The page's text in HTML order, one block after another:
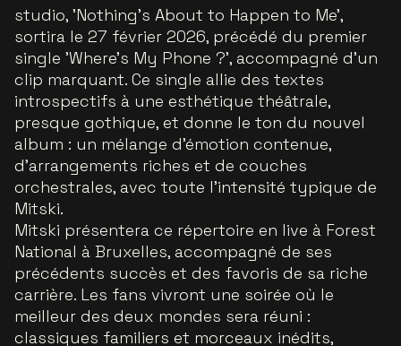
studio, 'Nothing’s About to Happen to Me',
sortira le 27 février 2026, précédé du premier
single 'Where’s My Phone ?', accompagné d’un
clip marquant. Ce single allie des textes
introspectifs à une esthétique théâtrale,
presque gothique, et donne le ton du nouvel
album : un mélange d’émotion contenue,
d’arrangements riches et de couches
orchestrales, avec toute l’intensité typique de
Mitski.
Mitski présentera ce répertoire en live à Forest
National à Bruxelles, accompagné de ses
précédents succès et des favoris de sa riche
carrière. Les fans vivront une soirée où le
meilleur des deux mondes sera réuni :
classiques familiers et morceaux inédits,